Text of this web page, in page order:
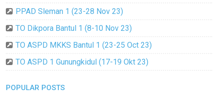
PPAD Sleman 1 (23-28 Nov 23)
TO Dikpora Bantul 1 (8-10 Nov 23)
TO ASPD MKKS Bantul 1 (23-25 Oct 23)
TO ASPD 1 Gunungkidul (17-19 Okt 23)
POPULAR POSTS